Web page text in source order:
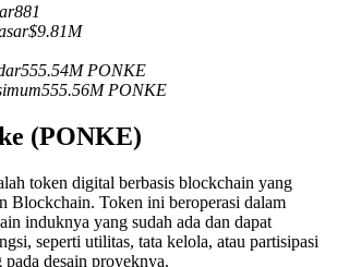
pedagang top
881
$9.81M
555.54M PONKE
555.56M PONKE
(PONKE)
token digital berbasis blockchain yang
Blockchain. Token ini beroperasi dalam
induknya yang sudah ada dan dapat
seperti utilitas, tata kelola, atau partisipasi
pada desain proyeknya.